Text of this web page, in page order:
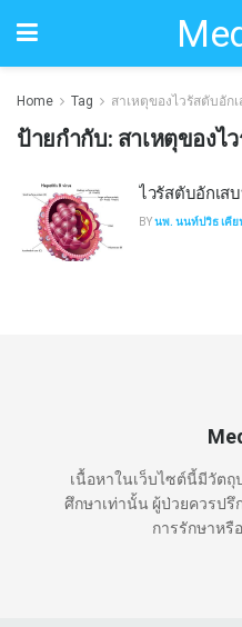
Home Tag สาเหตุของไวรัสตับอัก
ป้ายกำกับ: สาเหตุของไ
ไวรัสตับอักเส
BYนพ. นนท์ปวิธ เคีย
เนื้อหาในเว็บไซต์นี้มีวัต
ศึกษาเท่านั้น ผู้ป่วยควรป
การรักษาหรื